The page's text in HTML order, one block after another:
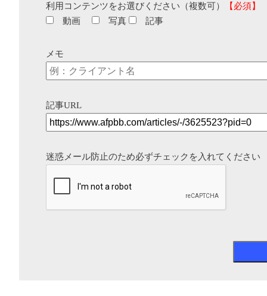
利用コンテンツをお選びください（複数可）
【必須】
動画
写真 記事
メモ
記事URL
迷惑メール防止のため必ずチェックを入れてください